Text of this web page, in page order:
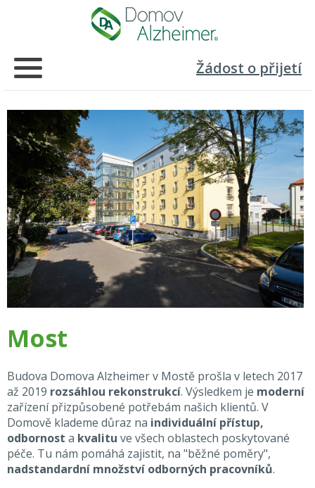
Žádost o přijetí
Most
Budova Domova Alzheimer v Mostě prošla v letech 2017
až 2019 rozsáhlou rekonstrukcí. Výsledkem je moderní
zařízení přizpůsobené potřebám našich klientů. V
Domově klademe důraz na individuální přístup,
odbornost a kvalitu ve všech oblastech poskytované
péče. Tu nám pomáhá zajistit, na "běžné poměry",
nadstandardní množství odborných pracovníků.